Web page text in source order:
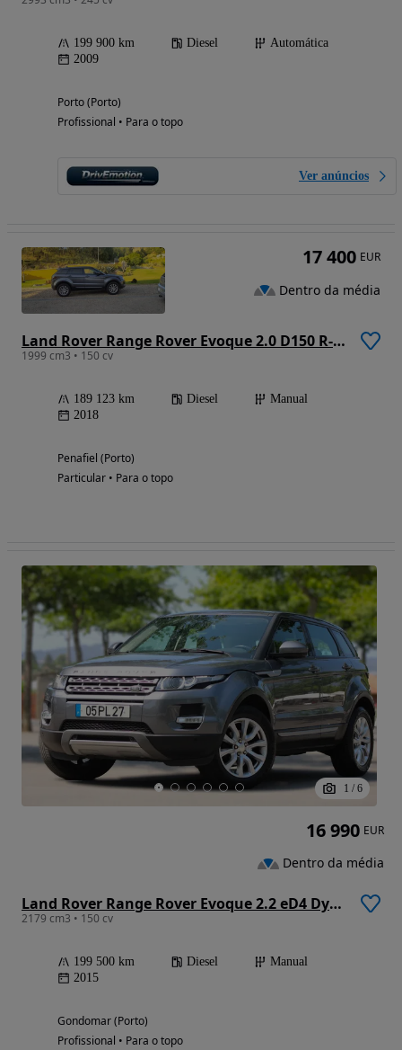
199 900 km Diesel
Automática
2009
Porto (Porto)
Profissional • Para o topo
Ver anúncios
Land Rover Range Rover Evoque 2.0 D150 R-Dynamic S
1999 cm3 • 150 cv
189 123 km Diesel
Manual
2018
Penafiel (Porto)
Particular • Para o topo
17 400 EUR
Dentro da média
1 / 6
Land Rover Range Rover Evoque 2.2 eD4 Dynamic
2179 cm3 • 150 cv
199 500 km Diesel
Manual
2015
Gondomar (Porto)
Profissional • Para o topo
16 990 EUR
Dentro da média